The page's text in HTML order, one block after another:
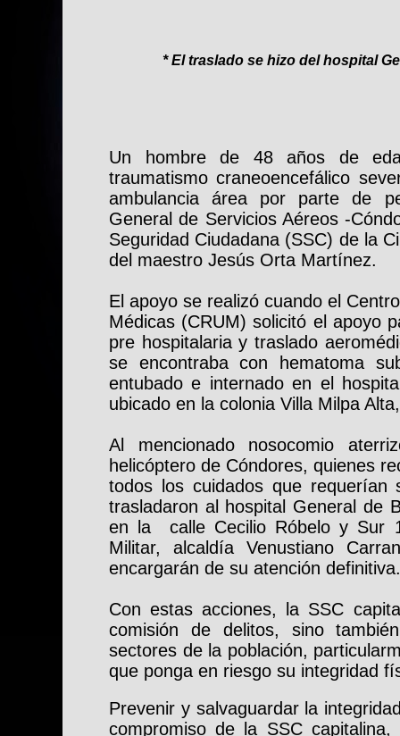
* El traslado se hizo del hospital
Un hombre de 48 años de
traumatismo craneoencefálico
ambulancia área por parte de
General de Servicios Aéreos -
Seguridad Ciudadana (SSC) de la
del maestro Jesús Orta Martínez.
El apoyo se realizó cuando el
Médicas (CRUM) solicitó el apoyo
pre hospitalaria y traslado
se encontraba con hematoma
entubado e internado en el
ubicado en la colonia Villa Milpa
Al mencionado nosocomio
helicóptero de Cóndores, quienes
todos los cuidados que
trasladaron al hospital General de
en la calle Cecilio Róbelo y Sur
Militar, alcaldía Venustiano
encargarán de su atención definitiva.
Con estas acciones, la SSC
comisión de delitos, sino
sectores de la población,
que ponga en riesgo su integridad
Prevenir y salvaguardar la
compromiso de la SSC